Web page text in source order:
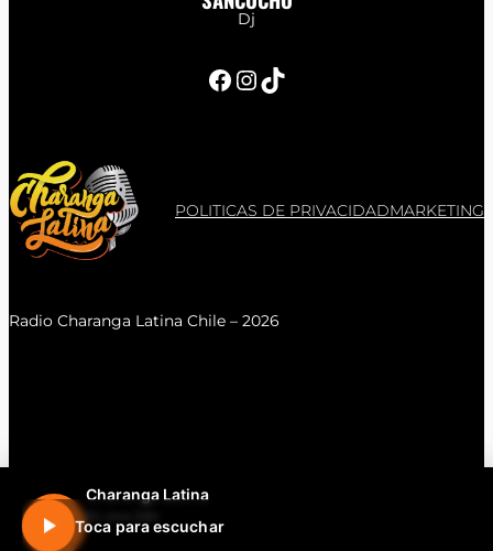
Charanga Latina
En vivo 24h
Toca para escuchar
Dj
Facebook InstagramTikTok
POLITICAS DE PRIVACIDADMARKETING
Radio Charanga Latina Chile – 2026